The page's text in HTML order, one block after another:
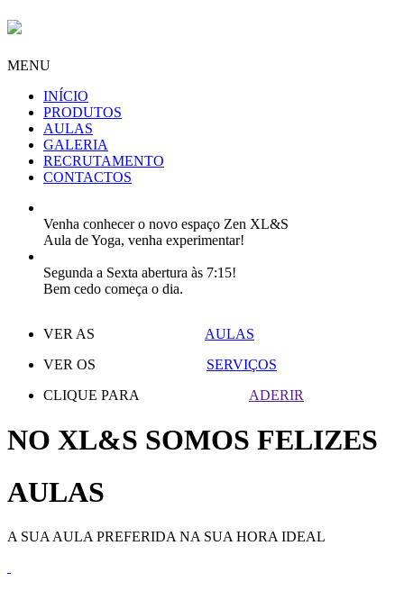
MENU
INÍCIO
PRODUTOS
AULAS
GALERIA
RECRUTAMENTO
CONTACTOS
Venha conhecer o novo espaço Zen XL&S
Aula de Yoga, venha experimentar!
Segunda a Sexta abertura às 7:15!
Bem cedo começa o dia.
VER AS
AULAS
VER OS
SERVIÇOS
CLIQUE PARA
ADERIR
NO XL&S SOMOS FELIZES
AULAS
A SUA AULA PREFERIDA NA SUA HORA IDEAL